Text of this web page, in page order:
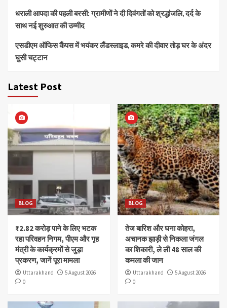
धराली आपदा की पहली बरसी: ग्रामीणों ने दी दिवंगतों को श्रद्धांजलि, दर्द के
साथ नई शुरुआत की उम्मीद
एसडीएम ऑफिस कैंपस में भयंकर लैंडस्लाइड, कमरे की दीवार तोड़ घर के अंदर
घुसी चट्टान
Latest Post
BLOG
₹2.82 करोड़ पाने के लिए भटक
रहा परिवहन निगम, पीएम और गृह
मंत्री के कार्यक्रमों से जुड़ा
प्रकरण, जानें पूरा मामला
Uttarakhand
5 August 2026
0
BLOG
तेज बारिश और घना कोहरा,
अचानक झाड़ी से निकला जंगल
का शिकारी, ले ली 48 साल की
कमला की जान
Uttarakhand
5 August 2026
0